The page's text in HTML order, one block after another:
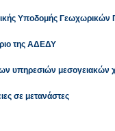
Υποδομής
της ΑΔΕΔΥ
υπηρεσιών μεσογειακών
σε μετανάστες